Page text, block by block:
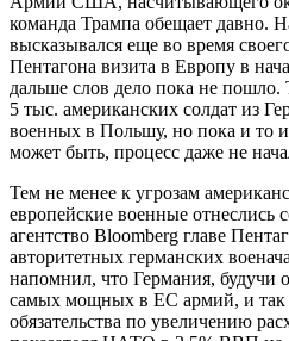
команда Трампа обещает давно.
высказывался еще во время
Пентагона визита в Европу в
дальше слов дело пока не
5 тыс. американских солдат из
военных в Польшу, но пока и то и
может быть, процесс даже не
Тем не менее к угрозам
европейские военные отнеслись
агентство Bloomberg главе
авторитетных германских
напомнил, что Германия, будучи
самых мощных в ЕС армий, и так
обязательства по увеличению